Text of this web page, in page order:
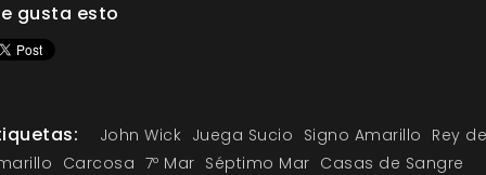
gusta esto
John Wick Juega Sucio Signo Amarillo Rey
Carcosa 7º Mar Séptimo Mar Casas de Sangre